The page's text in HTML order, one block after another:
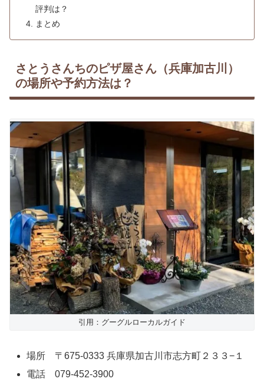
評判は？
まとめ
さとうさんちのピザ屋さん（兵庫加古川）
の場所や予約方法は？
引用：グーグルローカルガイド
場所 〒675-0333 兵庫県加古川市志方町２３３−１
電話 079-452-3900